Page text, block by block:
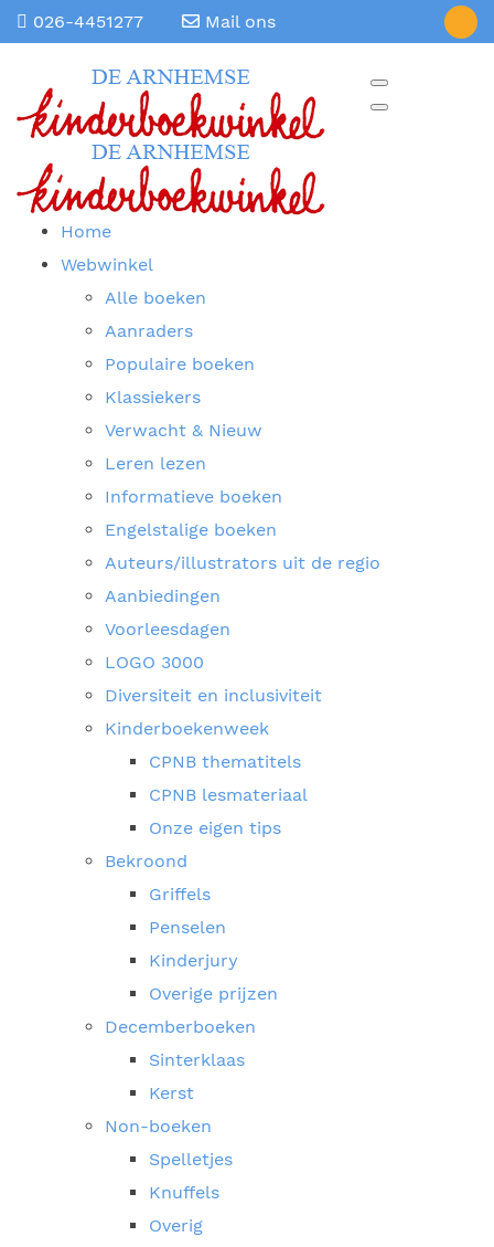
026-4451277 Mail ons
Home
Webwinkel
Alle boeken
Aanraders
Populaire boeken
Klassiekers
Verwacht & Nieuw
Leren lezen
Informatieve boeken
Engelstalige boeken
Auteurs/illustrators uit de regio
Aanbiedingen
Voorleesdagen
LOGO 3000
Diversiteit en inclusiviteit
Kinderboekenweek
CPNB thematitels
CPNB lesmateriaal
Onze eigen tips
Bekroond
Griffels
Penselen
Kinderjury
Overige prijzen
Decemberboeken
Sinterklaas
Kerst
Non-boeken
Spelletjes
Knuffels
Overig